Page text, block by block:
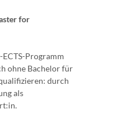
for
Programm
ohne Bachelor für
durch
als